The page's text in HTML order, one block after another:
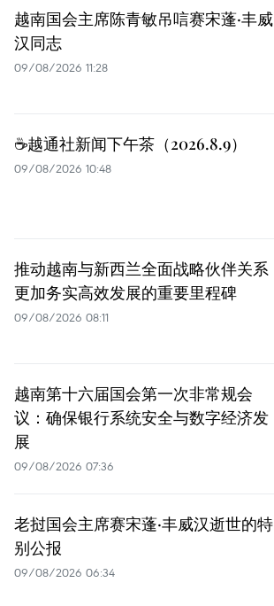
越南国会主席陈青敏吊唁赛宋蓬·丰威
汉同志
09/08/2026 11:28
☕️越通社新闻下午茶（2026.8.9）
09/08/2026 10:48
推动越南与新西兰全面战略伙伴关系
更加务实高效发展的重要里程碑
09/08/2026 08:11
越南第十六届国会第一次非常规会
议：确保银行系统安全与数字经济发
展
09/08/2026 07:36
老挝国会主席赛宋蓬·丰威汉逝世的特
别公报
09/08/2026 06:34